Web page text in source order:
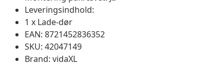
Leveringsindhold:
1 x Lade-dør
EAN: 8721452836352
SKU: 42047149
Brand: vidaXL